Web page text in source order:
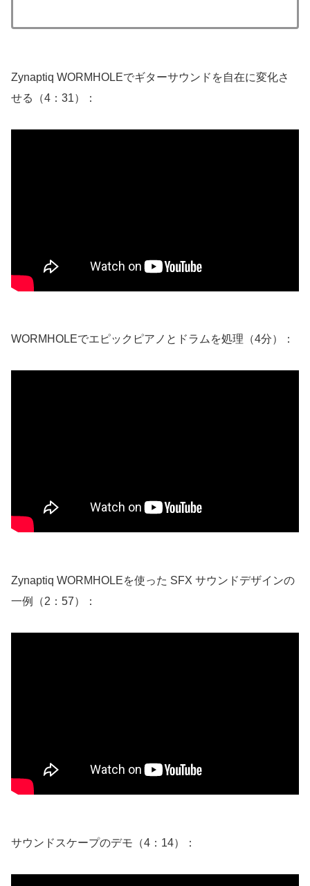
Zynaptiq WORMHOLEでギターサウンドを自在に変化さ
せる（4：31）：
WORMHOLEでエピックピアノとドラムを処理（4分）：
Zynaptiq WORMHOLEを使った SFX サウンドデザインの
一例（2：57）：
サウンドスケープのデモ（4：14）：